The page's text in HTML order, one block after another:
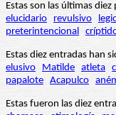
Estas son las últimas
elucidario
revulsivo
preterintencional
Estas diez entradas han
elusivo
Matilde atleta
papalote Acapulco
Estas fueron las diez